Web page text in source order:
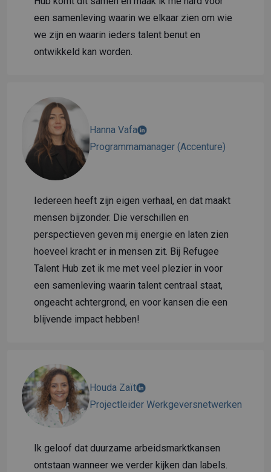
een samenleving waarin we elkaar zien om wie
we zijn en waarin ieders talent benut en
ontwikkeld kan worden.
Hanna Vafa
Programmamanager (Accenture)
Iedereen heeft zijn eigen verhaal, en dat maakt
mensen bijzonder. Die verschillen en
perspectieven geven mij energie en laten zien
hoeveel kracht er in mensen zit. Bij Refugee
Talent Hub zet ik me met veel plezier in voor
een samenleving waarin talent centraal staat,
ongeacht achtergrond, en voor kansen die een
blijvende impact hebben!
Houda Zaït
Projectleider Werkgeversnetwerken
Ik geloof dat duurzame arbeidsmarktkansen
ontstaan wanneer we verder kijken dan labels.